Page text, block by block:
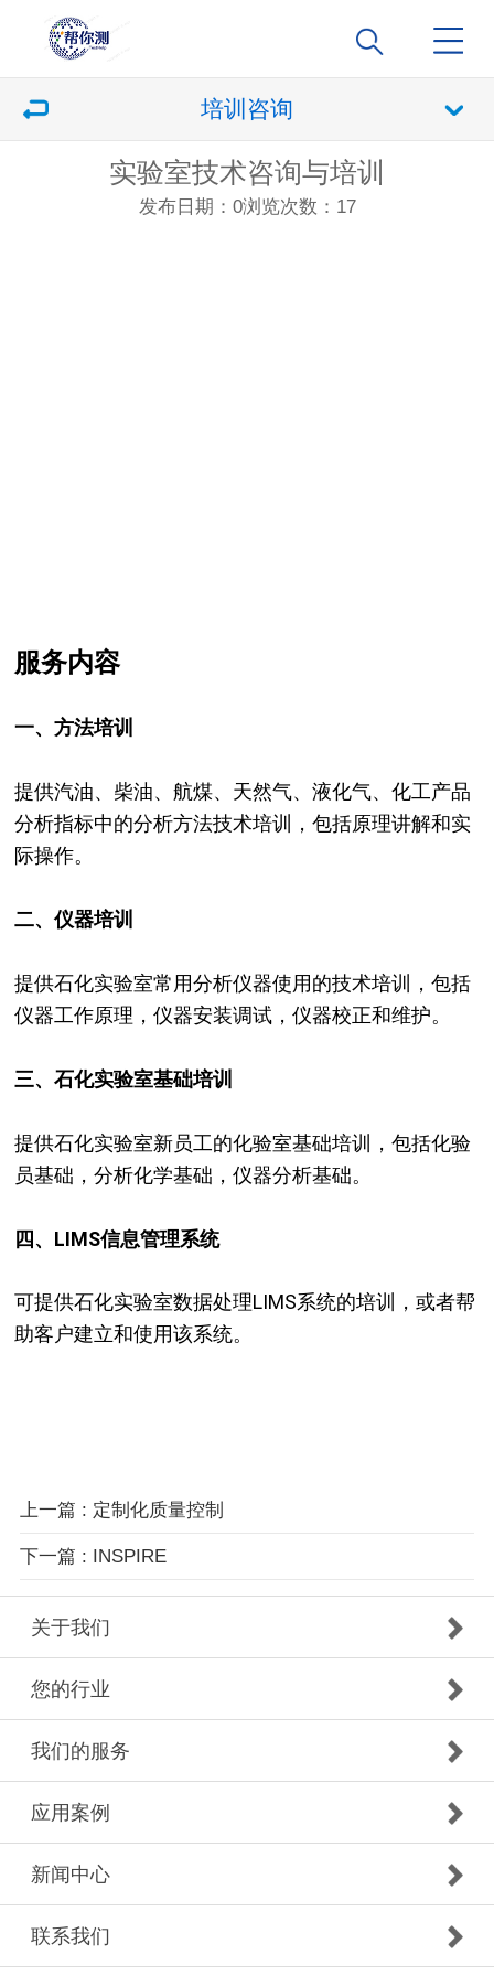
培训咨询
实验室技术咨询与培训
发布日期：0浏览次数： 17
服务内容
一、方法培训
提供汽油、柴油、航煤、天然气、液化气、化工产品
分析指标中的分析方法技术培训，包括原理讲解和实
际操作。
二、仪器培训
提供石化实验室常用分析仪器使用的技术培训，包括
仪器工作原理，仪器安装调试，仪器校正和维护。
三、石化实验室基础培训
提供石化实验室新员工的化验室基础培训，包括化验
员基础，分析化学基础，仪器分析基础。
四、LIMS信息管理系统
可提供石化实验室数据处理LIMS系统的培训，或者帮
助客户建立和使用该系统。
上一篇 : 定制化质量控制
下一篇 : INSPIRE
关于我们
您的行业
我们的服务
应用案例
新闻中心
联系我们